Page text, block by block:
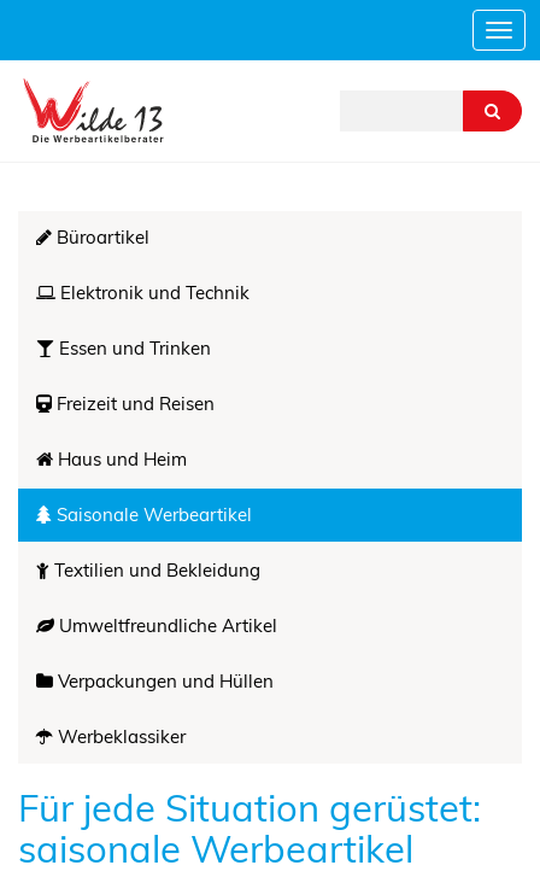
ein-/
Büroartikel
Elektronik und Technik
Essen und Trinken
Freizeit und Reisen
Haus und Heim
Saisonale Werbeartikel
Textilien und Bekleidung
Umweltfreundliche Artikel
Verpackungen und Hüllen
Werbeklassiker
Für jede Situation gerüstet:
saisonale Werbeartikel